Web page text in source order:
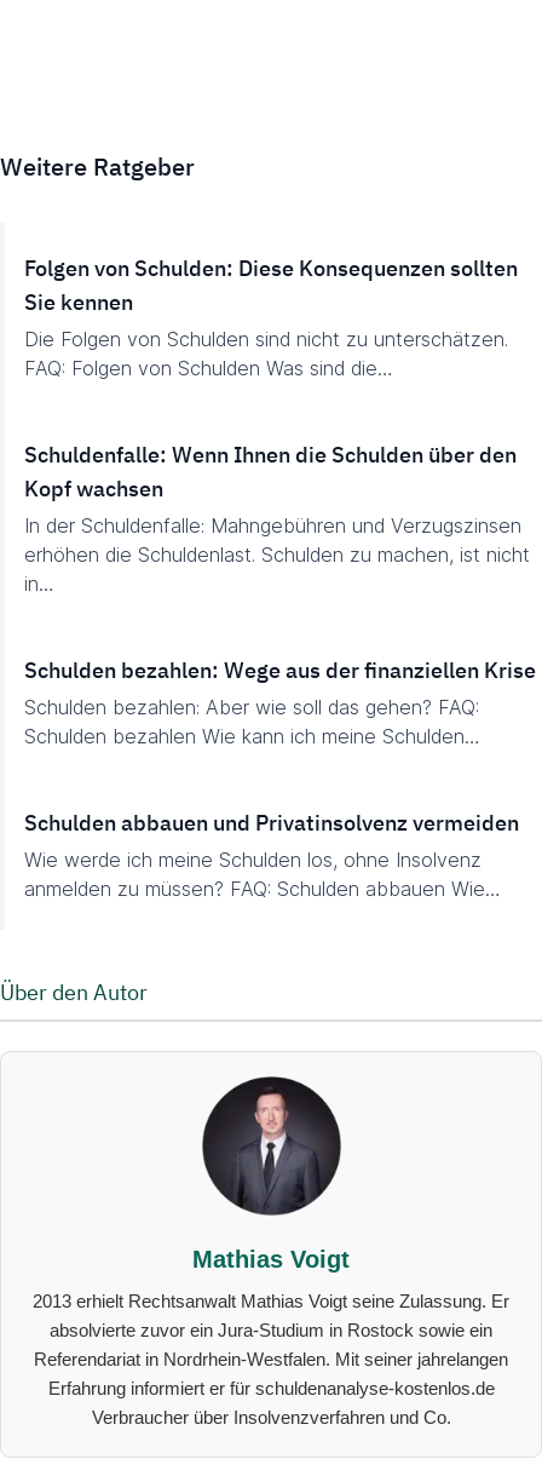
Weitere Ratgeber
Folgen von Schulden: Diese Konsequenzen sollten
Sie kennen
Die Folgen von Schulden sind nicht zu unterschätzen.
FAQ: Folgen von Schulden Was sind die…
Schuldenfalle: Wenn Ihnen die Schulden über den
Kopf wachsen
In der Schuldenfalle: Mahngebühren und Verzugszinsen
erhöhen die Schuldenlast. Schulden zu machen, ist nicht
in…
Schulden bezahlen: Wege aus der finanziellen Krise
Schulden bezahlen: Aber wie soll das gehen? FAQ:
Schulden bezahlen Wie kann ich meine Schulden…
Schulden abbauen und Privatinsolvenz vermeiden
Wie werde ich meine Schulden los, ohne Insolvenz
anmelden zu müssen? FAQ: Schulden abbauen Wie…
Über den Autor
Mathias Voigt
2013 erhielt Rechtsanwalt Mathias Voigt seine Zulassung. Er
absolvierte zuvor ein Jura-Studium in Rostock sowie ein
Referendariat in Nordrhein-Westfalen. Mit seiner jahrelangen
Erfahrung informiert er für schuldenanalyse-kostenlos.de
Verbraucher über Insolvenzverfahren und Co.